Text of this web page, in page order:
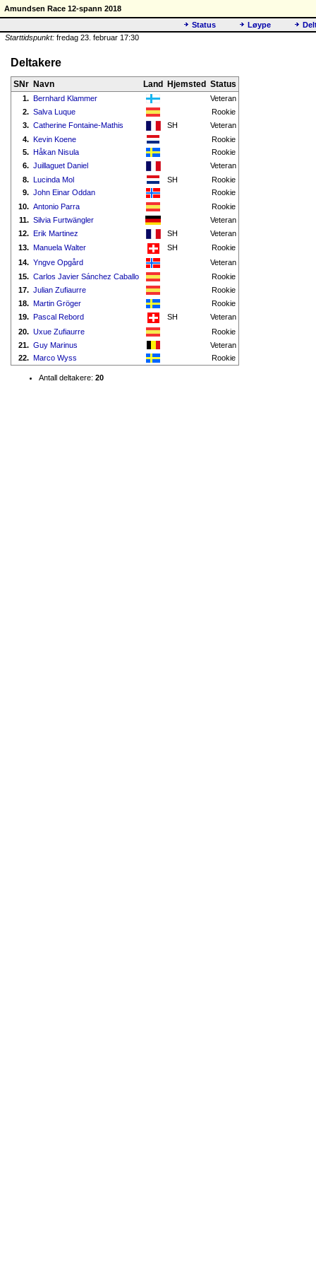
Amundsen Race 12-spann 2018
Status
Løype
Starttidspunkt: fredag 23. februar 17:30
Deltakere
SNr Navn Land Hjemsted Status
1. Bernhard Klammer
Veteran
2. Salva Luque
Rookie
3. Catherine Fontaine-Mathis SH
Veteran
4. Kevin Koene
Rookie
5. Håkan Nisula
Rookie
6. Juillaguet Daniel
Veteran
8. Lucinda Mol SH
Rookie
9. John Einar Oddan
Rookie
10. Antonio Parra
Rookie
11. Silvia Furtwängler
Veteran
12. Erik Martinez SH
Veteran
13. Manuela Walter SH
Rookie
14. Yngve Opgård
Veteran
15. Carlos Javier Sánchez Caballo
Rookie
17. Julian Zufiaurre
Rookie
18. Martin Gröger
Rookie
19. Pascal Rebord SH
Veteran
20. Uxue Zufiaurre
Rookie
21. Guy Marinus
Veteran
22. Marco Wyss Rookie
Antall deltakere: 20